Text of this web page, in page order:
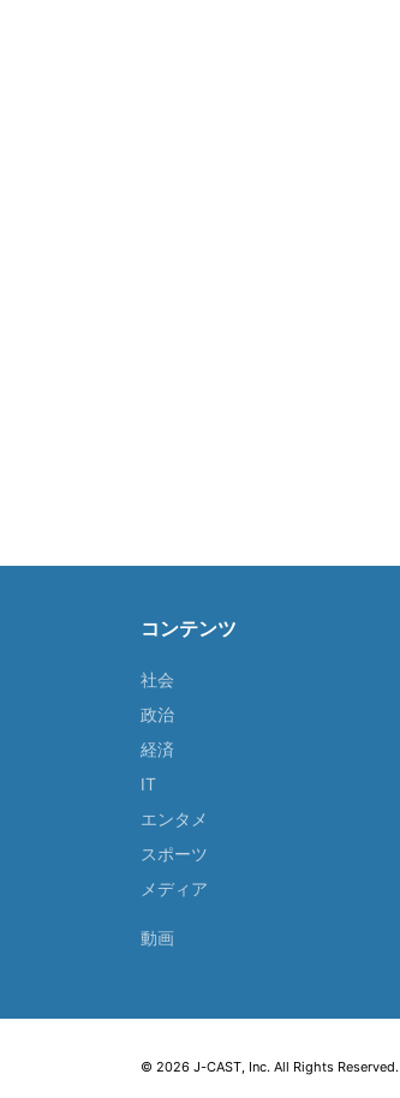
コンテンツ
社会
政治
経済
IT
エンタメ
スポーツ
メディア
動画
© 2026 J-CAST, Inc. All Rights Reserved.